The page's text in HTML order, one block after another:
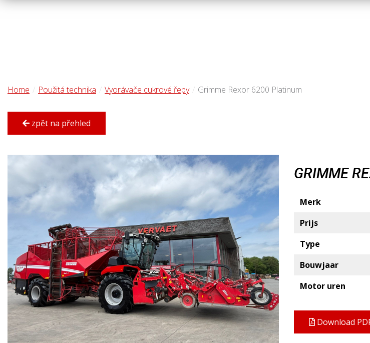
Home Použitá technika Vyorávače cukrové řepy Grimme Rexor 6200 Platinum
zpět na přehled
GRIMME
Merk
Prijs
Type
Bouwjaar
Motor uren
Download